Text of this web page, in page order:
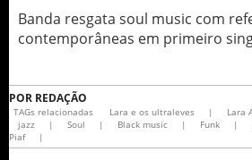
Banda resgata soul music com
contemporâneas em primeiro
POR REDAÇÃO
TAGs relacionadas Lara e os ultraleves | Lara
jazz
| Soul | Black music | Funk |
Piaf
|